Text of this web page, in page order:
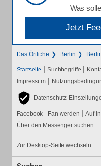
Was
Jetzt
Das Örtliche Berlin Berlin
Startseite | Suchbegriffe |
Impressum |
Datenschutz-
Facebook - Fan werden | Auf
Über den Messenger suchen
Zur Desktop-Seite wechseln